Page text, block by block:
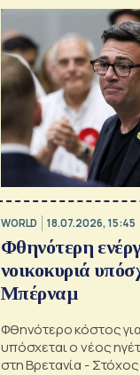
WORLD 18.07.2026, 15:45
Φθηνότερη
νοικοκυριά
Μπέρναμ
Φθηνότερο κόστος
υπόσχεται ο νέος
στη Βρετανία -